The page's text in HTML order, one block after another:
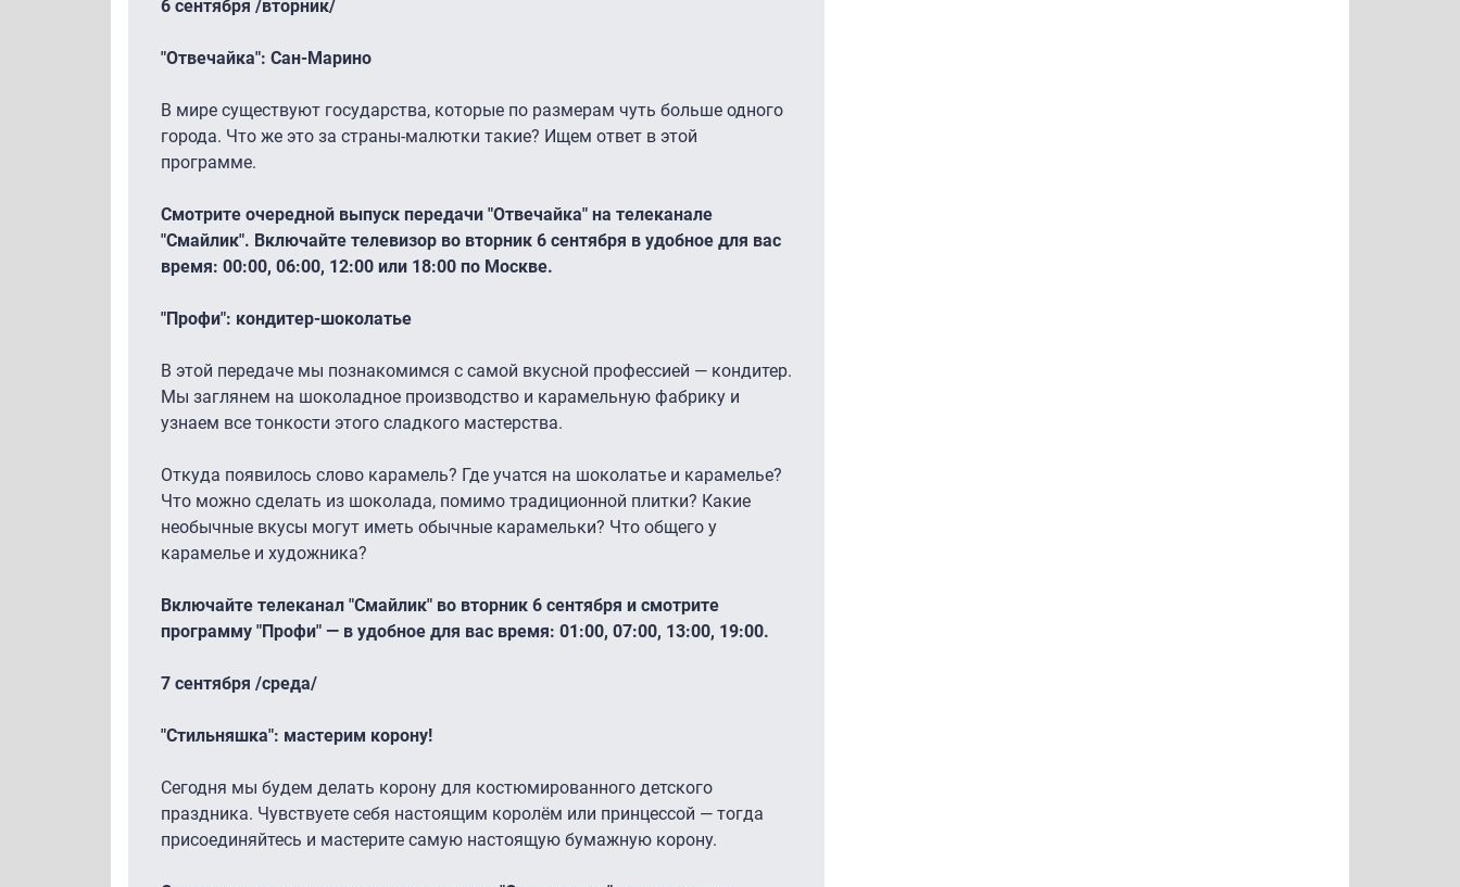
6 сентября /вторник/
"Отвечайка": Сан-Марино
В мире существуют государства, которые по размерам чуть больше одного
города. Что же это за страны-малютки такие? Ищем ответ в этой
программе.
Смотрите очередной выпуск передачи "Отвечайка" на телеканале
"Смайлик". Включайте телевизор во вторник 6 сентября в удобное для вас
время: 00:00, 06:00, 12:00 или 18:00 по Москве.
"Профи": кондитер-шоколатье
В этой передаче мы познакомимся с самой вкусной профессией — кондитер.
Мы заглянем на шоколадное производство и карамельную фабрику и
узнаем все тонкости этого сладкого мастерства.
Откуда появилось слово карамель? Где учатся на шоколатье и карамелье?
Что можно сделать из шоколада, помимо традиционной плитки? Какие
необычные вкусы могут иметь обычные карамельки? Что общего у
карамелье и художника?
Включайте телеканал "Смайлик" во вторник 6 сентября и смотрите
программу "Профи" — в удобное для вас время: 01:00, 07:00, 13:00, 19:00.
7 сентября /среда/
"Стильняшка": мастерим корону!
Сегодня мы будем делать корону для костюмированного детского
праздника. Чувствуете себя настоящим королём или принцессой — тогда
присоединяйтесь и мастерите самую настоящую бумажную корону.